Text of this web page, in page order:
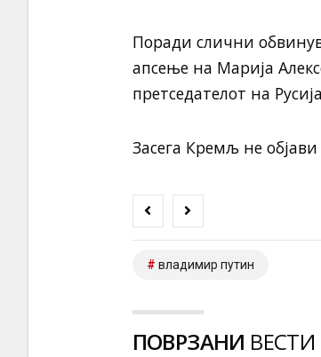
Поради слични
апсење на Марија
претседателот на
Засега Кремљ не
владимир путин
ПОВРЗАНИ ВЕСТИ